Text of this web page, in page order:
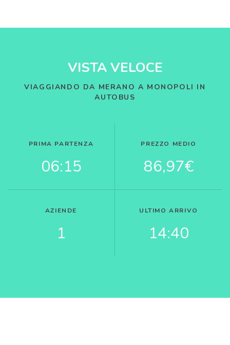
VISTA VELOCE
VIAGGIANDO DA MERANO A MONOPOLI IN
AUTOBUS
PRIMA PARTENZA
06:15
PREZZO MEDIO
86,97€
AZIENDE
1
ULTIMO ARRIVO
14:40